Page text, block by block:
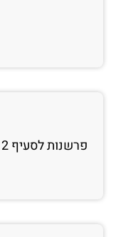
פרשנות לסעיף 12 לחוק העסקת קבלני כוח אדם